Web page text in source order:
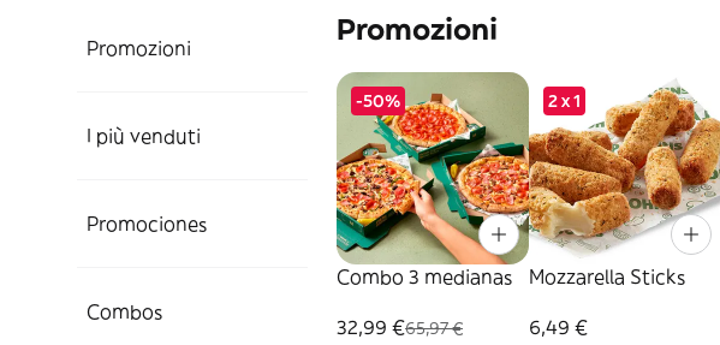
Promozioni
I più venduti
Promociones
Combos
Promozioni
-50%
Combo 3 medianas
32,99 €65,97 €
2 x 1
Mozzarella Sticks
6,49 €